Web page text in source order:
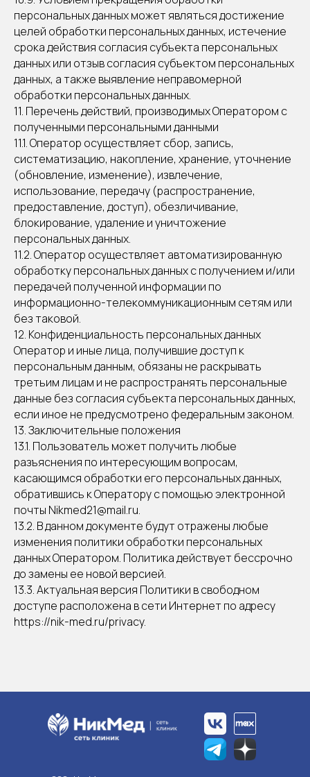
персональных данных может являться достижение
целей обработки персональных данных, истечение
срока действия согласия субъекта персональных
данных или отзыв согласия субъектом персональных
данных, а также выявление неправомерной
обработки персональных данных.
11. Перечень действий, производимых Оператором с
полученными персональными данными
11.1. Оператор осуществляет сбор, запись,
систематизацию, накопление, хранение, уточнение
(обновление, изменение), извлечение,
использование, передачу (распространение,
предоставление, доступ), обезличивание,
блокирование, удаление и уничтожение
персональных данных.
11.2. Оператор осуществляет автоматизированную
обработку персональных данных с получением и/или
передачей полученной информации по
информационно-телекоммуникационным сетям или
без таковой.
12. Конфиденциальность персональных данных
Оператор и иные лица, получившие доступ к
персональным данным, обязаны не раскрывать
третьим лицам и не распространять персональные
данные без согласия субъекта персональных данных,
если иное не предусмотрено федеральным законом.
13. Заключительные положения
13.1. Пользователь может получить любые
разъяснения по интересующим вопросам,
касающимся обработки его персональных данных,
обратившись к Оператору с помощью электронной
почты Nikmed21@mail.ru.
13.2. В данном документе будут отражены любые
изменения политики обработки персональных
данных Оператором. Политика действует бессрочно
до замены ее новой версией.
13.3. Актуальная версия Политики в свободном
доступе расположена в сети Интернет по адресу
https://nik-med.ru/privacy.